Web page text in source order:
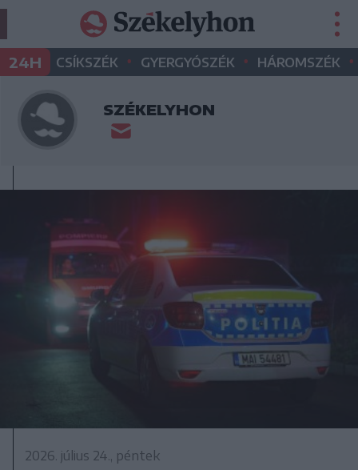
24H CSÍKSZÉK • GYERGYÓSZÉK • HÁROMSZÉK •
SZÉKELYHON
2026. július 24., péntek